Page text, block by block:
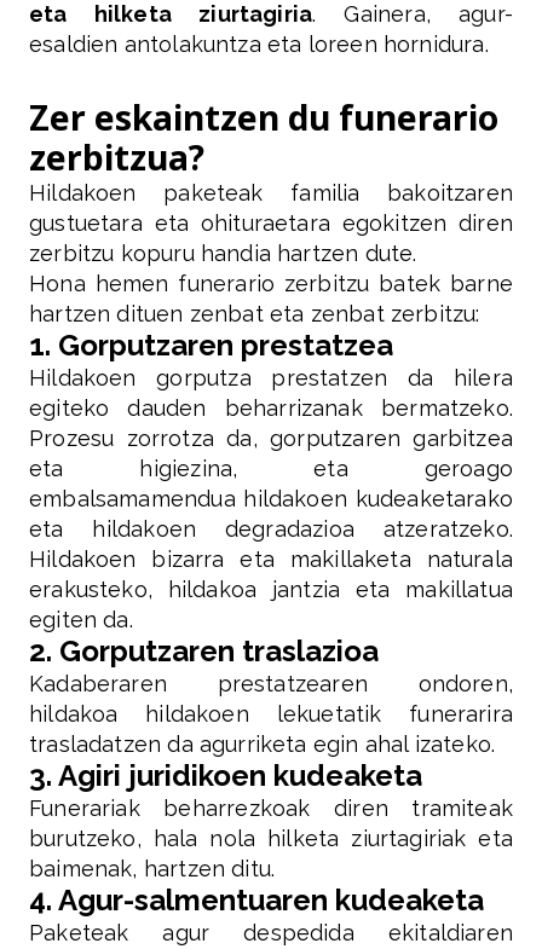
eta hilketa ziurtagiria. Gainera, agur-
esaldien antolakuntza eta loreen hornidura.
Zer eskaintzen du funerario
zerbitzua?
Hildakoen paketeak familia bakoitzaren
gustuetara eta ohituraetara egokitzen diren
zerbitzu kopuru handia hartzen dute.
Hona hemen funerario zerbitzu batek barne
hartzen dituen zenbat eta zenbat zerbitzu:
1. Gorputzaren prestatzea
Hildakoen gorputza prestatzen da hilera
egiteko dauden beharrizanak bermatzeko.
Prozesu zorrotza da, gorputzaren garbitzea
eta higiezina, eta geroago
embalsamamendua hildakoen kudeaketarako
eta hildakoen degradazioa atzeratzeko.
Hildakoen bizarra eta makillaketa naturala
erakusteko, hildakoa jantzia eta makillatua
egiten da.
2. Gorputzaren traslazioa
Kadaberaren prestatzearen ondoren,
hildakoa hildakoen lekuetatik funerarira
trasladatzen da agurriketa egin ahal izateko.
3. Agiri juridikoen kudeaketa
Funerariak beharrezkoak diren tramiteak
burutzeko, hala nola hilketa ziurtagiriak eta
baimenak, hartzen ditu.
4. Agur-salmentuaren kudeaketa
Paketeak agur despedida ekitaldiaren